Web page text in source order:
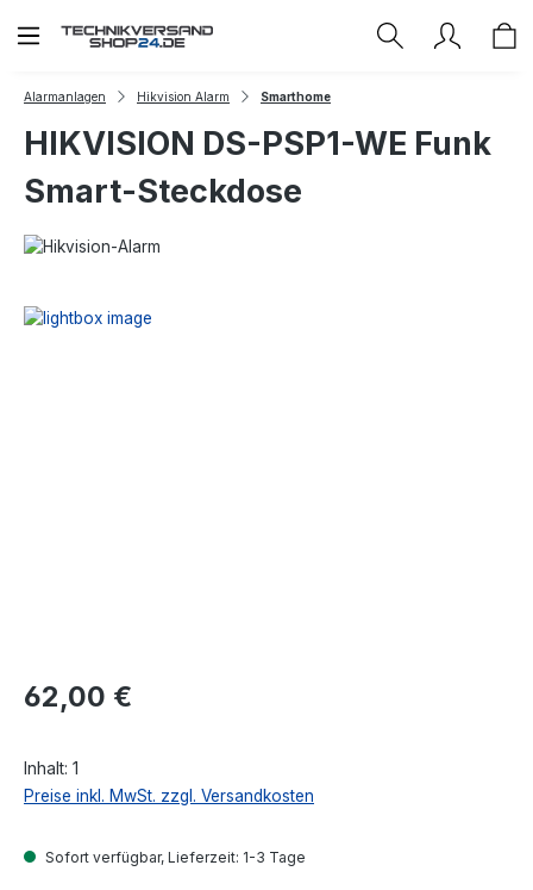
Zum Hauptinhalt springen
Alarmanlagen Hikvision Alarm Smarthome
HIKVISION DS-PSP1-WE Funk
Smart-Steckdose
Regulärer Preis:
62,00 €
Inhalt: 1
Preise inkl. MwSt. zzgl. Versandkosten
Sofort verfügbar, Lieferzeit: 1-3 Tage